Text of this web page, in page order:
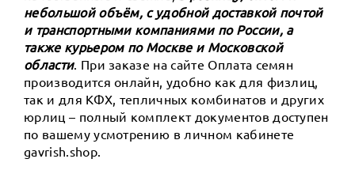
небольшой объём, с удобной доставкой почтой
и транспортными компаниями по России, а
также курьером по Москве и Московской
области. При заказе на сайте Оплата семян
производится онлайн, удобно как для физлиц,
так и для КФХ, тепличных комбинатов и других
юрлиц – полный комплект документов доступен
по вашему усмотрению в личном кабинете
gavrish.shop.